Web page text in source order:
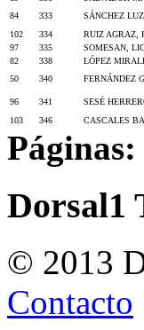
84
333 SÁNCHEZ
102
334 RUIZ AGRAZ,
97
335 SOMESAN,
82
338 LÓPEZ
50
340 FERNÁNDEZ
96 341 SESÉ
103
346 CASCALES
Páginas:
Dorsal1
© 2013
Contacto